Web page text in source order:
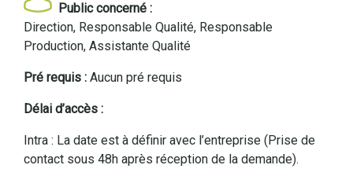
Public concerné :
Direction, Responsable Qualité, Responsable
Production, Assistante Qualité
Pré requis :Aucun pré requis
Délai d’accès :
Intra : La date est à définir avec l’entreprise (Prise de
contact sous 48h après réception de la demande).